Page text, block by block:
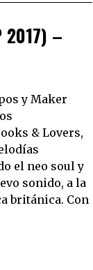
2017) –
y Maker
& Lovers,
el neo soul y
sonido, a la
británica. Con